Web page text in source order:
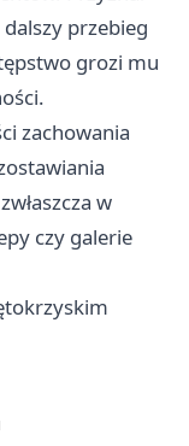
przebieg
grozi mu
zachowania
w
czy galerie